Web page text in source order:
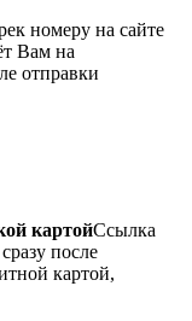
номеру на сайте
Вам на
отправки
картойСсылка
после
картой,